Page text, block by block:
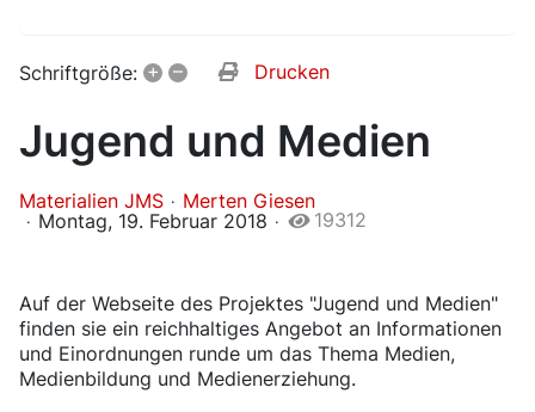
Schriftgröße: + – Drucken
Jugend und Medien
Materialien JMS
Merten Giesen
Montag, 19. Februar 2018
19312
​Auf der Webseite des Projektes "Jugend und Medien"
finden sie ein reichhaltiges Angebot an Informationen
und Einordnungen runde um das Thema Medien,
Medienbildung und Medienerziehung.